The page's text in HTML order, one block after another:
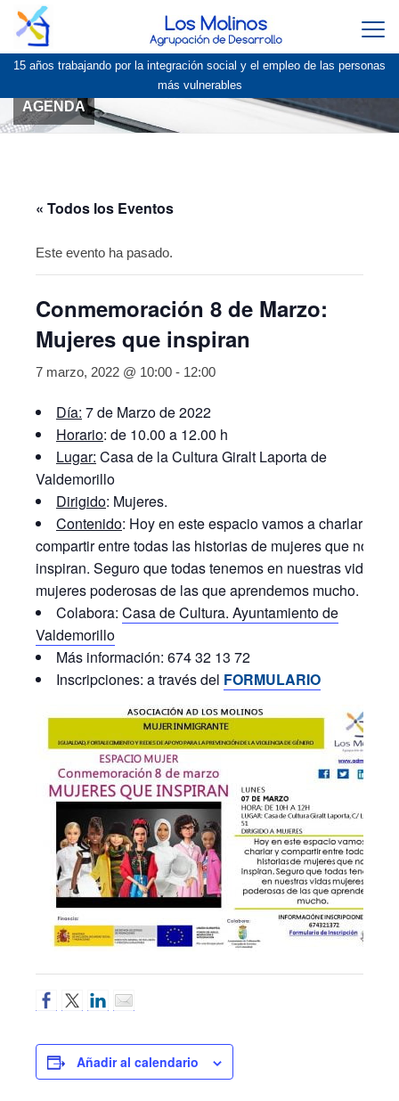
15 años trabajando por la integración social y el empleo de las personas
más vulnerables
AGENDA
« Todos los Eventos
Este evento ha pasado.
Conmemoración 8 de Marzo:
Mujeres que inspiran
7 marzo, 2022 @ 10:00 - 12:00
Día: 7 de Marzo de 2022
Horario: de 10.00 a 12.00 h
Lugar: Casa de la Cultura Giralt Laporta de
Valdemorillo
Dirigido: Mujeres.
Contenido: Hoy en este espacio vamos a charlar y
compartir entre todas las historias de mujeres que nos
inspiran. Seguro que todas tenemos en nuestras vidas
mujeres poderosas de las que aprendemos mucho.
Colabora: Casa de Cultura. Ayuntamiento de
Valdemorillo
Más información: 674 32 13 72
Inscripciones: a través del FORMULARIO
Añadir al calendario